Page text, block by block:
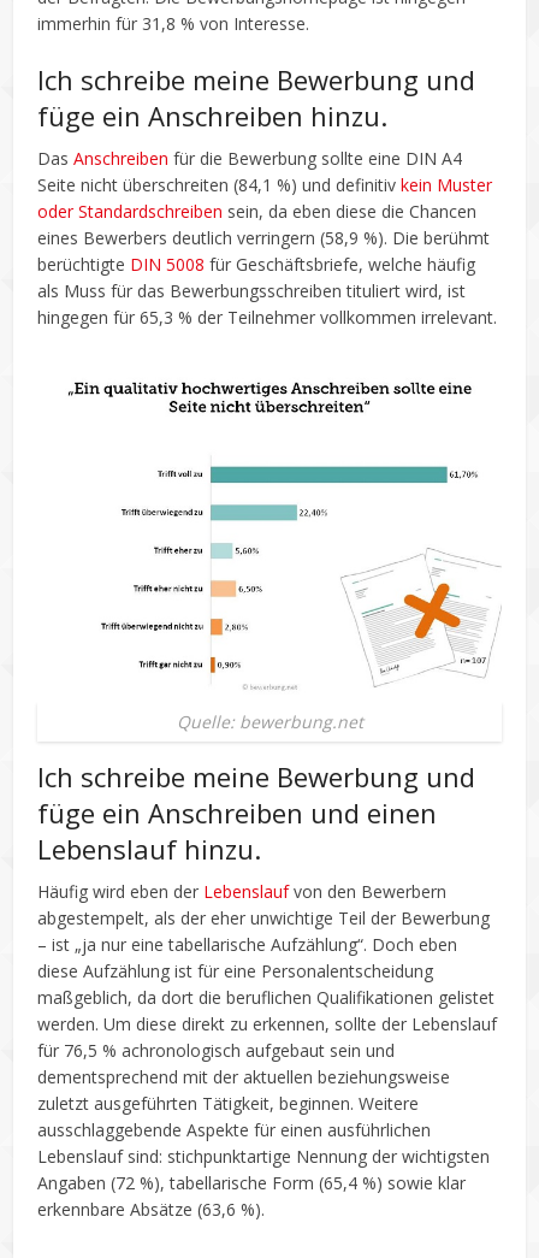
immerhin für 31,8 % von Interesse.
Ich schreibe meine Bewerbung und
füge ein Anschreiben hinzu.
DasAnschreiben für die Bewerbung sollte eine DIN A4
Seite nicht überschreiten (84,1 %) und definitivkein Muster
oder Standardschreiben sein, da eben diese die Chancen
eines Bewerbers deutlich verringern (58,9 %). Die berühmt
berüchtigte DIN 5008 für Geschäftsbriefe, welche häufig
als Muss für das Bewerbungsschreiben tituliert wird, ist
hingegen für 65,3 % der Teilnehmer vollkommen irrelevant.
Quelle: bewerbung.net
Ich schreibe meine Bewerbung und
füge ein Anschreiben und einen
Lebenslauf hinzu.
Häufig wird eben der Lebenslaufvon den Bewerbern
abgestempelt, als der eher unwichtige Teil der Bewerbung
– ist „ja nur eine tabellarische Aufzählung“. Doch eben
diese Aufzählung ist für eine Personalentscheidung
maßgeblich, da dort die beruflichen Qualifikationen gelistet
werden. Um diese direkt zu erkennen, sollte der Lebenslauf
für 76,5 % achronologisch aufgebaut sein und
dementsprechend mit der aktuellen beziehungsweise
zuletzt ausgeführten Tätigkeit, beginnen. Weitere
ausschlaggebende Aspekte für einen ausführlichen
Lebenslauf sind: stichpunktartige Nennung der wichtigsten
Angaben (72 %), tabellarische Form (65,4 %) sowie klar
erkennbare Absätze (63,6 %).